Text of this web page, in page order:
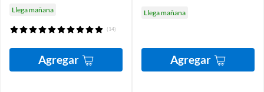
Llega mañana
(14)
Agregar
Llega mañana
Agregar